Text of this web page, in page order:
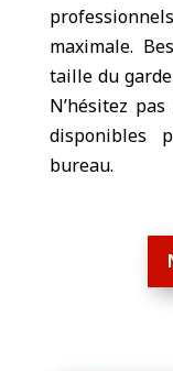
maximale.
taille du
N’hésitez
disponibles
bureau.